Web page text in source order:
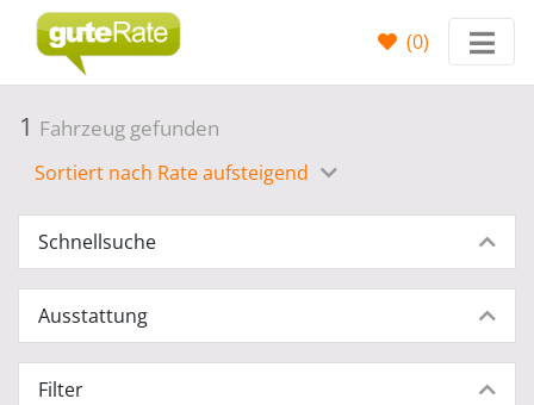
(0)
1 Fahrzeug gefunden
Sortiert nach Rate aufsteigend
Schnellsuche
Ausstattung
Filter